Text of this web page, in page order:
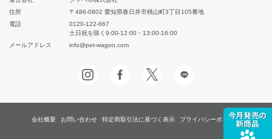
住所
〒486-0802 愛知県春日井市桃山町3丁目105番地
電話
0120-122-667
土日祝を除く9:00-12:00・13:00-16:00
メールアドレス
info@pet-wagon.com
会社概要 お問い合わせ 特定商取引法に基づく表示 プライバシーポリシー